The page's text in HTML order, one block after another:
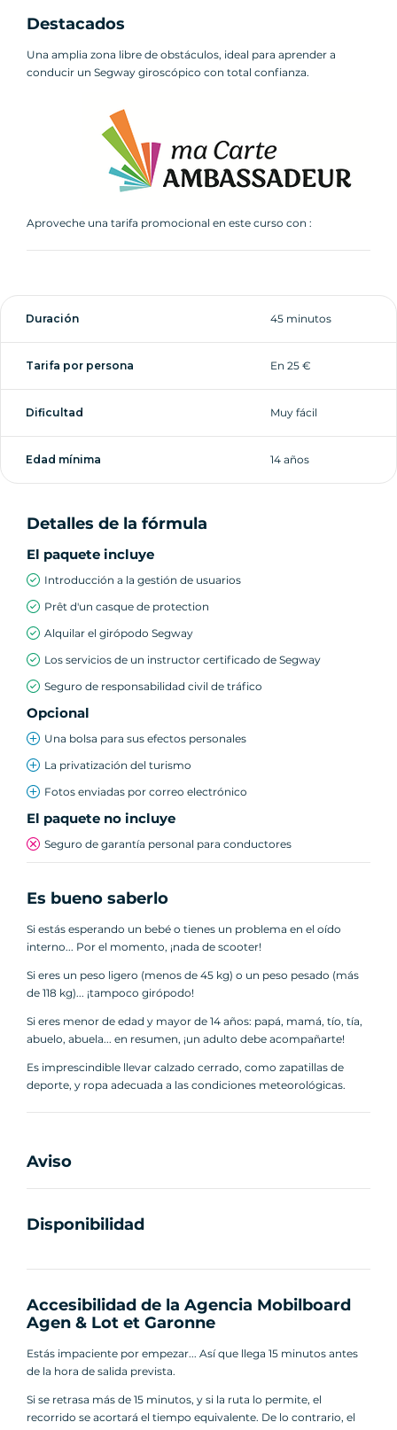
Destacados
Una amplia zona libre de obstáculos, ideal para aprender a
conducir un Segway giroscópico con total confianza.
Aproveche una tarifa promocional en este curso con :
Duración 45 minutos
Tarifa por persona En 25 €
Dificultad Muy fácil
Edad mínima 14 años
Detalles de la fórmula
El paquete incluye
Introducción a la gestión de usuarios
Prêt d'un casque de protection
Alquilar el girópodo Segway
Los servicios de un instructor certificado de Segway
Seguro de responsabilidad civil de tráfico
Opcional
Una bolsa para sus efectos personales
La privatización del turismo
Fotos enviadas por correo electrónico
El paquete no incluye
Seguro de garantía personal para conductores
Es bueno saberlo
Si estás esperando un bebé o tienes un problema en el oído
interno... Por el momento, ¡nada de scooter!
Si eres un peso ligero (menos de 45 kg) o un peso pesado (más
de 118 kg)... ¡tampoco girópodo!
Si eres menor de edad y mayor de 14 años: papá, mamá, tío, tía,
abuelo, abuela... en resumen, ¡un adulto debe acompañarte!
Es imprescindible llevar calzado cerrado, como zapatillas de
deporte, y ropa adecuada a las condiciones meteorológicas.
Aviso
Disponibilidad
Accesibilidad de la Agencia Mobilboard
Agen & Lot et Garonne
Estás impaciente por empezar... Así que llega 15 minutos antes
de la hora de salida prevista.
Si se retrasa más de 15 minutos, y si la ruta lo permite, el
recorrido se acortará el tiempo equivalente. De lo contrario, el